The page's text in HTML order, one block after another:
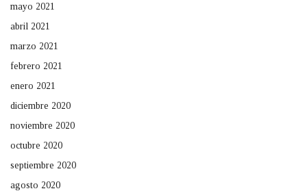
mayo 2021
abril 2021
marzo 2021
febrero 2021
enero 2021
diciembre 2020
noviembre 2020
octubre 2020
septiembre 2020
agosto 2020